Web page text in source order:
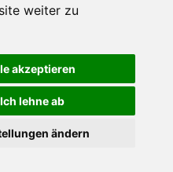
weiter zu
akzeptieren
Ich lehne ab
ändern
Keramik
·Markt melden